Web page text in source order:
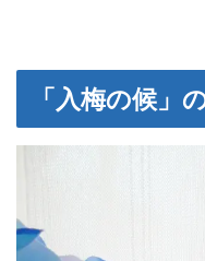
「入梅の候」